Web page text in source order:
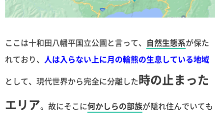
ここは十和田八幡平国立公園と言って、 自然生態系が保た
れており、 人は入らない上に月の輪熊の生息している地域
として、現代世界から完全に分離した時の止まった
エリア。故にそこに何かしらの部族が隠れ住んでいても